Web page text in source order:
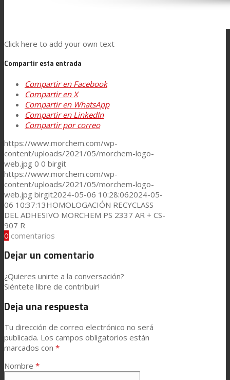
Buscar
Click here to add your own text
Compartir esta entrada
Compartir en Facebook
Compartir en X
Compartir en WhatsApp
Compartir en LinkedIn
Compartir por correo
https://www.morchem.com/wp-
content/uploads/2021/05/morchem-logo-
web.jpg 0 0 birgit
https://www.morchem.com/wp-
content/uploads/2021/05/morchem-logo-
web.jpg birgit2024-05-06 10:28:062024-05-
06 10:37:13HOMOLOGACIÓN RECYCLASS
DEL ADHESIVO MORCHEM PS 2337 AR + CS-
907 R
0 comentarios
Dejar un comentario
¿Quieres unirte a la conversación?
Siéntete libre de contribuir!
Deja una respuesta
Tu dirección de correo electrónico no será
publicada. Los campos obligatorios están
marcados con *
Nombre *